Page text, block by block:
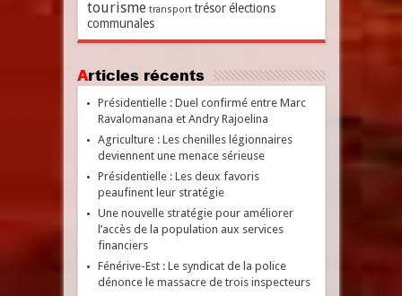
tourisme transport trésor élections
communales
Articles récents
Présidentielle : Duel confirmé entre Marc
Ravalomanana et Andry Rajoelina
Agriculture : Les chenilles légionnaires
deviennent une menace sérieuse
Présidentielle : Les deux favoris
peaufinent leur stratégie
Une nouvelle stratégie pour améliorer
l’accès de la population aux services
financiers
Fénérive-Est : Le syndicat de la police
dénonce le massacre de trois inspecteurs